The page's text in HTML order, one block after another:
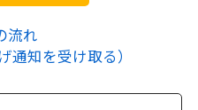
流れ
通知を受け取る）